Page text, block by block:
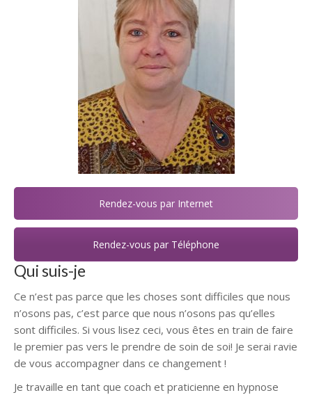
Qui suis-je
Ce n’est pas parce que les choses sont difficiles que nous
n’osons pas, c’est parce que nous n’osons pas qu’elles
sont difficiles. Si vous lisez ceci, vous êtes en train de faire
le premier pas vers le prendre de soin de soi! Je serai ravie
de vous accompagner dans ce changement !
Je travaille en tant que coach et praticienne en hypnose
Rendez-vous par Internet
Rendez-vous par Téléphone